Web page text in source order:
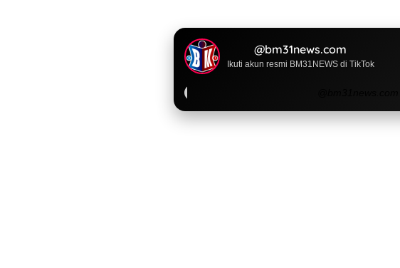
@bm31news.com
Ikuti akun resmi BM31NEWS di TikTok